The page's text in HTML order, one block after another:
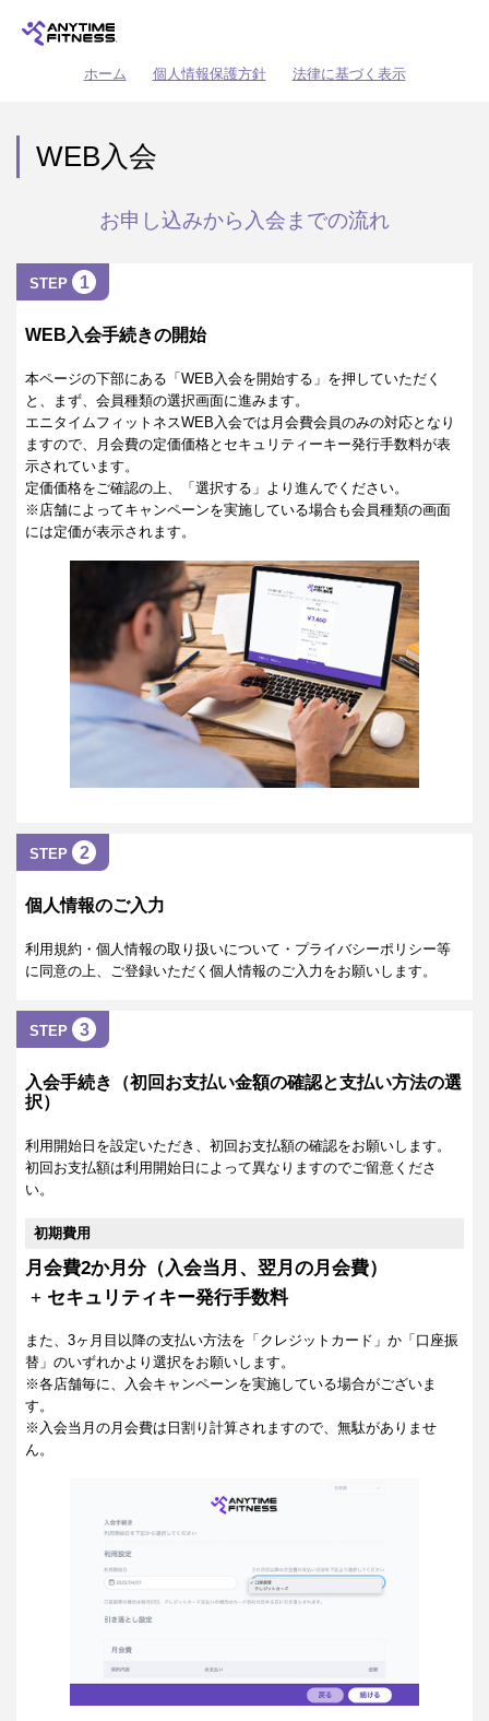
ホーム 個人情報保護方針 法律に基づく表示
WEB入会
お申し込みから入会までの流れ
STEP 1
WEB入会手続きの開始
本ページの下部にある「WEB入会を開始する」を押していただく
と、まず、会員種類の選択画面に進みます。
エニタイムフィットネスWEB入会では月会費会員のみの対応となり
ますので、月会費の定価価格とセキュリティーキー発行手数料が表
示されています。
定価価格をご確認の上、「選択する」より進んでください。
※店舗によってキャンペーンを実施している場合も会員種類の画面
には定価が表示されます。
STEP 2
個人情報のご入力
利用規約・個人情報の取り扱いについて・プライバシーポリシー等
に同意の上、ご登録いただく個人情報のご入力をお願いします。
STEP 3
入会手続き（初回お支払い金額の確認と支払い方法の選
択）
利用開始日を設定いただき、初回お支払額の確認をお願いします。
初回お支払額は利用開始日によって異なりますのでご留意くださ
い。
初期費用
月会費2か月分（入会当月、翌月の月会費）
+ セキュリティキー発行手数料
また、3ヶ月目以降の支払い方法を「クレジットカード」か「口座振
替」のいずれかより選択をお願いします。
※各店舗毎に、入会キャンペーンを実施している場合がございま
す。
※入会当月の月会費は日割り計算されますので、無駄がありませ
ん。